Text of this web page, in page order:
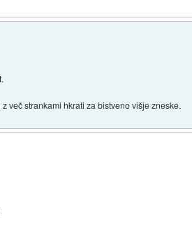
več strankami hkrati za bistveno višje zneske.